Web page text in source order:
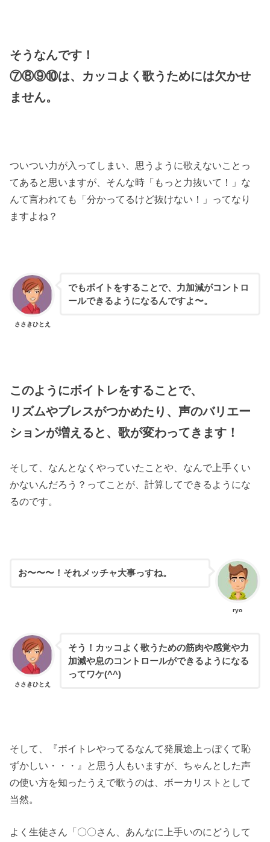
そうなんです！
⑦⑧⑨⑩は、カッコよく歌うためには欠かせ
ません。
ついつい力が入ってしまい、思うように歌えないことっ
てあると思いますが、そんな時「もっと力抜いて！」な
んて言われても「分かってるけど抜けない！」ってなり
ますよね？
ささきひとえ
でもボイトをすることで、力加減がコントロ
ールできるようになるんですよ〜。
このようにボイトレをすることで、
リズムやブレスがつかめたり、声のバリエー
ションが増えると、歌が変わってきます！
そして、なんとなくやっていたことや、なんで上手くい
かないんだろう？ってことが、計算してできるようにな
るのです。
ryo
お〜〜〜！それメッチャ大事っすね。
ささきひとえ
そう！カッコよく歌うための筋肉や感覚や力
加減や息のコントロールができるようになる
ってワケ(^^)
そして、『ボイトレやってるなんて発展途上っぽくて恥
ずかしい・・・』と思う人もいますが、ちゃんとした声
の使い方を知ったうえで歌うのは、ボーカリストとして
当然。
よく生徒さん「〇〇さん、あんなに上手いのにどうして